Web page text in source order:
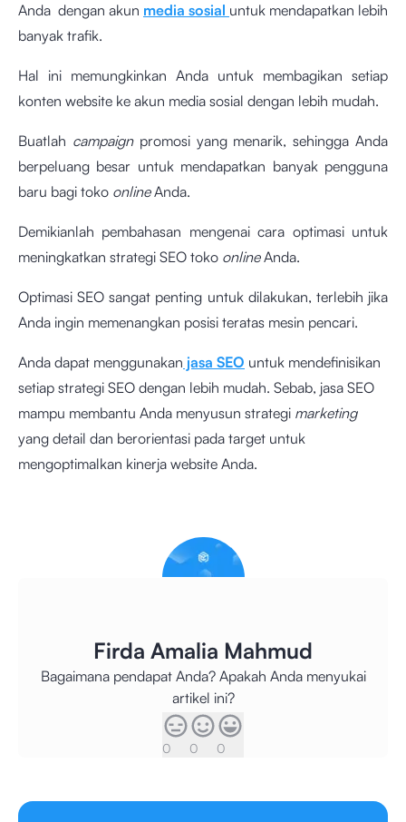
Anda dengan akun media sosial untuk mendapatkan lebih
banyak trafik.
Hal ini memungkinkan Anda untuk membagikan setiap
konten website ke akun media sosial dengan lebih mudah.
Buatlah campaignpromosi yang menarik, sehingga Anda
berpeluang besar untuk mendapatkan banyak pengguna
baru bagi toko onlineAnda.
Demikianlah pembahasan mengenai cara optimasi untuk
meningkatkan strategi SEO toko onlineAnda.
Optimasi SEO sangat penting untuk dilakukan, terlebih jika
Anda ingin memenangkan posisi teratas mesin pencari.
Anda dapat menggunakan jasa SEO untuk mendefinisikan
setiap strategi SEO dengan lebih mudah. Sebab, jasa SEO
mampu membantu Anda menyusun strategi marketing
yang detail dan berorientasi pada target untuk
mengoptimalkan kinerja website Anda.
Firda Amalia Mahmud
Bagaimana pendapat Anda? Apakah Anda menyukai
artikel ini?
0 0 0